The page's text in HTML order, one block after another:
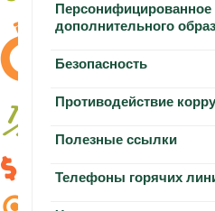
дополнительного
Безопасность
Противодействие
Полезные ссылки
Телефоны горячих